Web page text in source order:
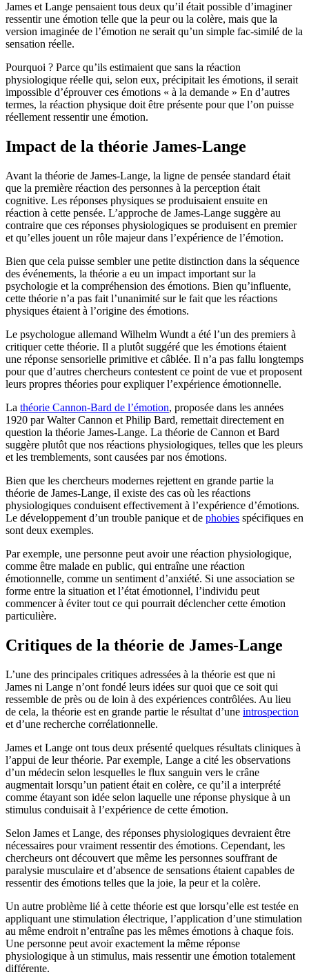
James et Lange pensaient tous deux qu’il était possible d’imaginer
ressentir une émotion telle que la peur ou la colère, mais que la
version imaginée de l’émotion ne serait qu’un simple fac-similé de la
sensation réelle.
Pourquoi ? Parce qu’ils estimaient que sans la réaction
physiologique réelle qui, selon eux, précipitait les émotions, il serait
impossible d’éprouver ces émotions « à la demande » En d’autres
termes, la réaction physique doit être présente pour que l’on puisse
réellement ressentir une émotion.
Impact de la théorie James-Lange
Avant la théorie de James-Lange, la ligne de pensée standard était
que la première réaction des personnes à la perception était
cognitive. Les réponses physiques se produisaient ensuite en
réaction à cette pensée. L’approche de James-Lange suggère au
contraire que ces réponses physiologiques se produisent en premier
et qu’elles jouent un rôle majeur dans l’expérience de l’émotion.
Bien que cela puisse sembler une petite distinction dans la séquence
des événements, la théorie a eu un impact important sur la
psychologie et la compréhension des émotions. Bien qu’influente,
cette théorie n’a pas fait l’unanimité sur le fait que les réactions
physiques étaient à l’origine des émotions.
Le psychologue allemand Wilhelm Wundt a été l’un des premiers à
critiquer cette théorie. Il a plutôt suggéré que les émotions étaient
une réponse sensorielle primitive et câblée. Il n’a pas fallu longtemps
pour que d’autres chercheurs contestent ce point de vue et proposent
leurs propres théories pour expliquer l’expérience émotionnelle.
La théorie Cannon-Bard de l’émotion, proposée dans les années
1920 par Walter Cannon et Philip Bard, remettait directement en
question la théorie James-Lange. La théorie de Cannon et Bard
suggère plutôt que nos réactions physiologiques, telles que les pleurs
et les tremblements, sont causées par nos émotions.
Bien que les chercheurs modernes rejettent en grande partie la
théorie de James-Lange, il existe des cas où les réactions
physiologiques conduisent effectivement à l’expérience d’émotions.
Le développement d’un trouble panique et de phobies spécifiques en
sont deux exemples.
Par exemple, une personne peut avoir une réaction physiologique,
comme être malade en public, qui entraîne une réaction
émotionnelle, comme un sentiment d’anxiété. Si une association se
forme entre la situation et l’état émotionnel, l’individu peut
commencer à éviter tout ce qui pourrait déclencher cette émotion
particulière.
Critiques de la théorie de James-Lange
L’une des principales critiques adressées à la théorie est que ni
James ni Lange n’ont fondé leurs idées sur quoi que ce soit qui
ressemble de près ou de loin à des expériences contrôlées. Au lieu
de cela, la théorie est en grande partie le résultat d’une introspection
et d’une recherche corrélationnelle.
James et Lange ont tous deux présenté quelques résultats cliniques à
l’appui de leur théorie. Par exemple, Lange a cité les observations
d’un médecin selon lesquelles le flux sanguin vers le crâne
augmentait lorsqu’un patient était en colère, ce qu’il a interprété
comme étayant son idée selon laquelle une réponse physique à un
stimulus conduisait à l’expérience de cette émotion.
Selon James et Lange, des réponses physiologiques devraient être
nécessaires pour vraiment ressentir des émotions. Cependant, les
chercheurs ont découvert que même les personnes souffrant de
paralysie musculaire et d’absence de sensations étaient capables de
ressentir des émotions telles que la joie, la peur et la colère.
Un autre problème lié à cette théorie est que lorsqu’elle est testée en
appliquant une stimulation électrique, l’application d’une stimulation
au même endroit n’entraîne pas les mêmes émotions à chaque fois.
Une personne peut avoir exactement la même réponse
physiologique à un stimulus, mais ressentir une émotion totalement
différente.